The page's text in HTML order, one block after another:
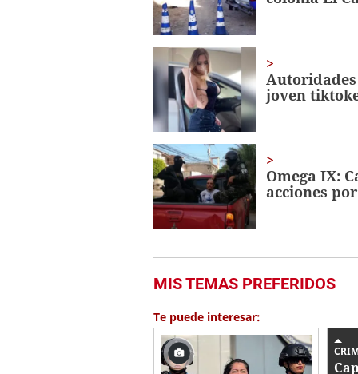
0%
joven
Omega IX:
acciones
MIS TEMAS PREFERIDOS
Te puede interesar: